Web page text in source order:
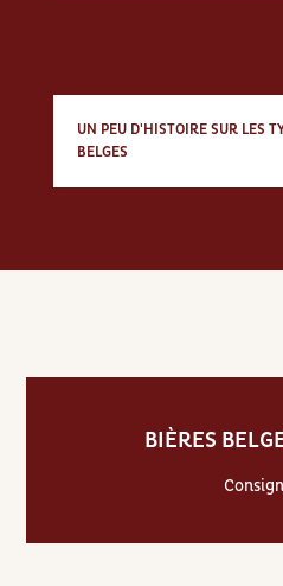
UN PEU D'HISTOIRE SUR LES
BELGES
BIÈRES